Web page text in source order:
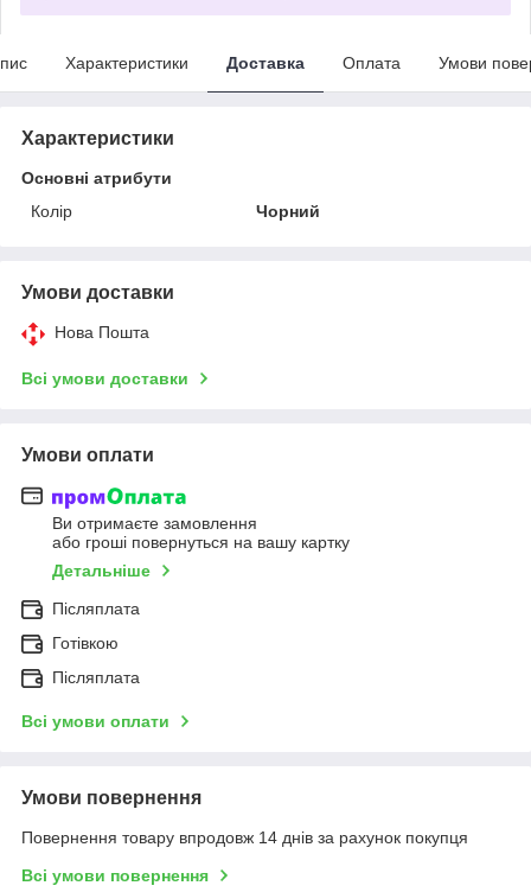
Характеристики Доставка Оплата Умови
Характеристики
Основні атрибути
Колір
Чорний
Умови доставки
Нова Пошта
Всі умови доставки
Умови оплати
Ви отримаєте замовлення
або гроші повернуться на вашу картку
Детальніше
Післяплата
Готівкою
Післяплата
Всі умови оплати
Умови повернення
Повернення товару впродовж 14 днів за рахунок покупця
Всі умови повернення